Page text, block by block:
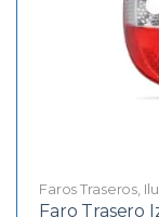
Faros Traseros,
Faro Trasero